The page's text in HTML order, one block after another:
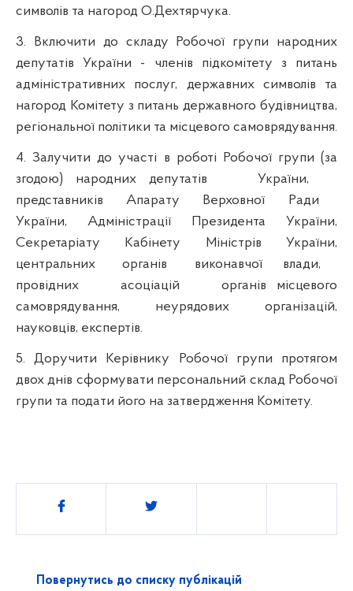
символів та нагород О.Дехтярчука.
3. Включити до складу Робочої групи народних
депутатів України - членів підкомітету з питань
адміністративних послуг, державних символів та
нагород Комітету з питань державного будівництва,
регіональної політики та місцевого самоврядування.
4. Залучити до участі в роботі Робочої групи (за
згодою) народних депутатів
України,
представників
Апарату Верховної
Ради
України, Адміністрації Президента України,
Секретаріату Кабінету Міністрів України,
центральних
органів виконавчої
влади,
провідних
асоціацій
органів місцевого
самоврядування, неурядових організацій,
науковців, експертів.
5. Доручити Керівнику Робочої групи протягом
двох днів сформувати персональний склад Робочої
групи та подати його на затвердження Комітету.
Поділитись
Повернутись до списку публікацій